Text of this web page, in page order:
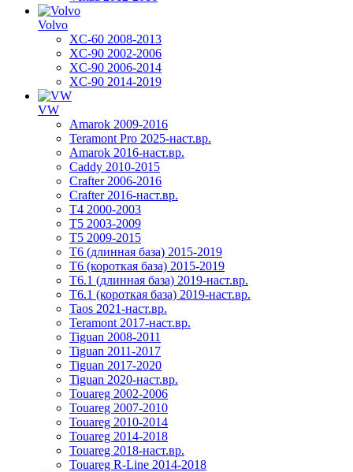
Volvo
XC-60 2008-2013
XC-90 2002-2006
XC-90 2006-2014
XC-90 2014-2019
VW
Amarok 2009-2016
Teramont Pro 2025-наст.вр.
Amarok 2016-наст.вр.
Caddy 2010-2015
Crafter 2006-2016
Crafter 2016-наст.вр.
T4 2000-2003
T5 2003-2009
T5 2009-2015
T6 (длинная база) 2015-2019
Т6 (короткая база) 2015-2019
T6.1 (длинная база) 2019-наст.вр.
T6.1 (короткая база) 2019-наст.вр.
Taos 2021-наст.вр.
Teramont 2017-наст.вр.
Tiguan 2008-2011
Tiguan 2011-2017
Tiguan 2017-2020
Tiguan 2020-наст.вр.
Touareg 2002-2006
Touareg 2007-2010
Touareg 2010-2014
Touareg 2014-2018
Touareg 2018-наст.вр.
Touareg R-Line 2014-2018